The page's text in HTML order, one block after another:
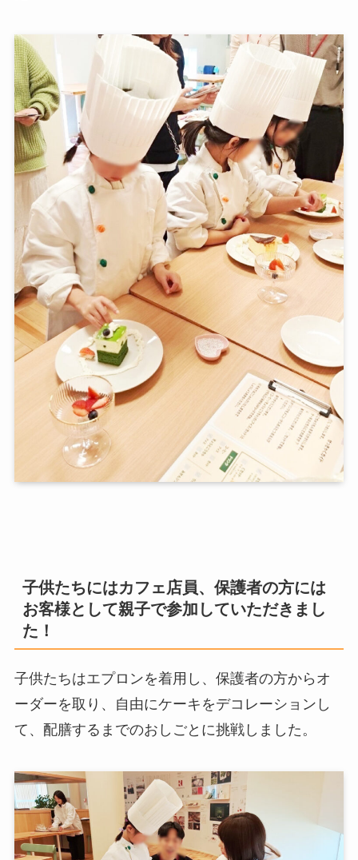
子供たちにはカフェ店員、保護者の方には
お客様として親子で参加していただきまし
た！
子供たちはエプロンを着用し、保護者の方からオ
ーダーを取り、自由にケーキをデコレーションし
て、配膳するまでのおしごとに挑戦しました。